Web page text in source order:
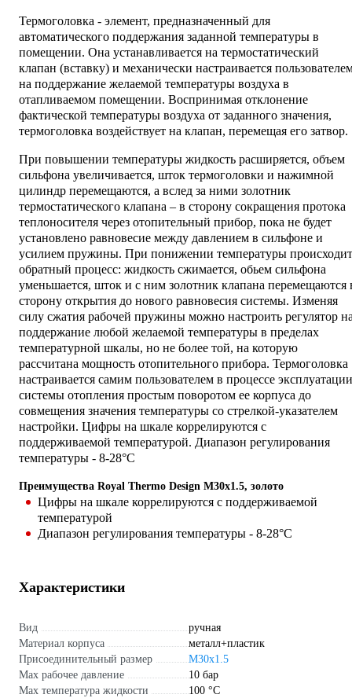
Термоголовка - элемент, предназначенный для
автоматического поддержания заданной температуры в
помещении. Она устанавливается на термостатический
клапан (вставку) и механически настраивается
на поддержание желаемой температуры воздуха в
отапливаемом помещении. Воспринимая отклонение
фактической температуры воздуха от заданного значения,
термоголовка воздействует на клапан, перемещая его затвор.
При повышении температуры жидкость расширяется, объем
сильфона увеличивается, шток термоголовки и нажимной
цилиндр перемещаются, а вслед за ними золотник
термостатического клапана – в сторону сокращения протока
теплоносителя через отопительный прибор, пока не будет
установлено равновесие между давлением в сильфоне и
усилием пружины. При понижении температуры происходит
обратный процесс: жидкость сжимается, обьем сильфона
уменьшается, шток и с ним золотник клапана перемещаются
сторону открытия до нового равновесия системы. Изменяя
силу сжатия рабочей пружины можно настроить регулятор
поддержание любой желаемой температуры в пределах
температурной шкалы, но не более той, на которую
рассчитана мощность отопительного прибора. Термоголовка
настраивается самим пользователем в процессе эксплуатации
системы отопления простым поворотом ее корпуса до
совмещения значения температуры со стрелкой-указателем
настройки. Цифры на шкале коррелируются с
поддерживаемой температурой. Диапазон регулирования
температуры - 8-28°С
Преимущества Royal Thermo Design М30x1.5, золото
Цифры на шкале коррелируются с поддерживаемой
температурой
Диапазон регулирования температуры - 8-28°С
Характеристики
Вид
ручная
Материал корпуса
металл+пластик
Присоединительный размер
М30х1.5
Мах рабочее давление
10 бар
Max температура жидкости
100 °С